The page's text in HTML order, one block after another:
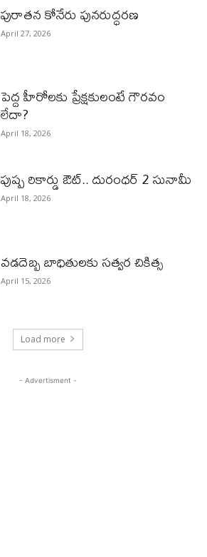
పురాత‌న కోనేరు పున‌రుద్ధ‌ర‌ణ
April 27, 2026
పెద్ద హీరోల‌కు ప్రేక్ష‌కులంటే గౌర‌వం
లేదా?
April 18, 2026
పుష్ప రికార్డు ఔట్‌.. దురంధ‌ర్ 2 సునామీ
April 18, 2026
వడదెబ్బ బాధితులకు సత్వర చికిత్స
April 15, 2026
Load more
- Advertisment -